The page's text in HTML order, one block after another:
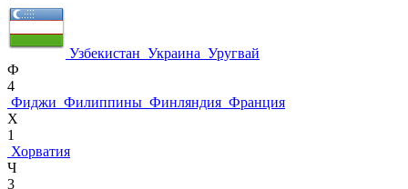
Узбекистан Украина Уругвай
Ф
4
Фиджи Филиппины Финляндия Франция
Х
1
Хорватия
Ч
3